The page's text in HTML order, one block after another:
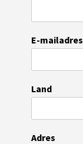
E-mailadres
Land
Adres